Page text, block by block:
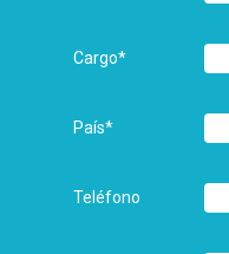
Cargo*
País*
Teléfono